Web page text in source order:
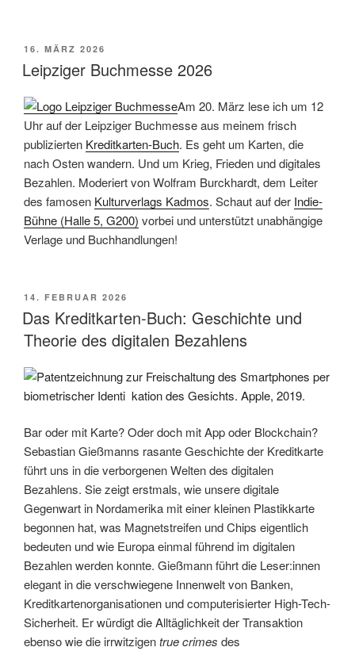
Lovink
on
Credit
Card
Book
–
History
and
Theory
of
VERÖFFENTLICHT
AM
16. MÄRZ 2026
Leipziger Buchmesse 2026
Am 20. März lese ich um 12
Uhr auf der Leipziger Buchmesse aus meinem frisch
publizierten Kreditkarten-Buch. Es geht um Karten, die
nach Osten wandern. Und um Krieg, Frieden und digitales
Bezahlen. Moderiert von Wolfram Burckhardt, dem Leiter
des famosen Kulturverlags Kadmos. Schaut auf der Indie-
Bühne (Halle 5, G200) vorbei und unterstützt unabhängige
Verlage und Buchhandlungen!
VERÖFFENTLICHT
AM
14. FEBRUAR 2026
Das Kreditkarten-Buch: Geschichte und
Theorie des digitalen Bezahlens
Bar oder mit Karte? Oder doch mit App oder Blockchain?
Sebastian Gießmanns rasante Geschichte der Kreditkarte
führt uns in die verborgenen Welten des digitalen
Bezahlens. Sie zeigt erstmals, wie unsere digitale
Gegenwart in Nordamerika mit einer kleinen Plastikkarte
begonnen hat, was Magnetstreifen und Chips eigentlich
bedeuten und wie Europa einmal führend im digitalen
Bezahlen werden konnte. Gießmann führt die Leser:innen
elegant in die verschwiegene Innenwelt von Banken,
Kreditkartenorganisationen und computerisierter High-Tech-
Sicherheit. Er würdigt die Alltäglichkeit der Transaktion
ebenso wie die irrwitzigentrue crimes des